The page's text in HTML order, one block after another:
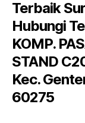
Terbaik
Hubungi
KOMP.
STAND
Kec.
60275